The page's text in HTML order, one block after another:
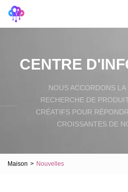
CENTRE
NOUS ACCORDONS
RECHERCHE DE
CRÉATIFS POUR
CROISSANTES DE
Maison > Nouvelles